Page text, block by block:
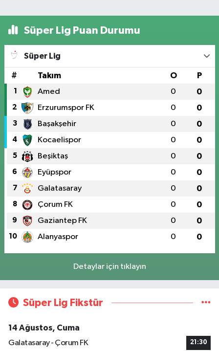
Süper Lig Puan Durumu
Süper Lig
# Takım O P
1 Amed 0 0
2 Erzurumspor FK 0 0
3 Başakşehir 0 0
4 Kocaelispor 0 0
5 Beşiktaş 0 0
6 Eyüpspor 0 0
7 Galatasaray 0 0
8 Çorum FK 0 0
9 Gaziantep FK 0 0
10 Alanyaspor 0 0
Detaylar için tıklayın
Süper Lig Fikstür
14 Ağustos, Cuma
Galatasaray - Çorum FK
21:30